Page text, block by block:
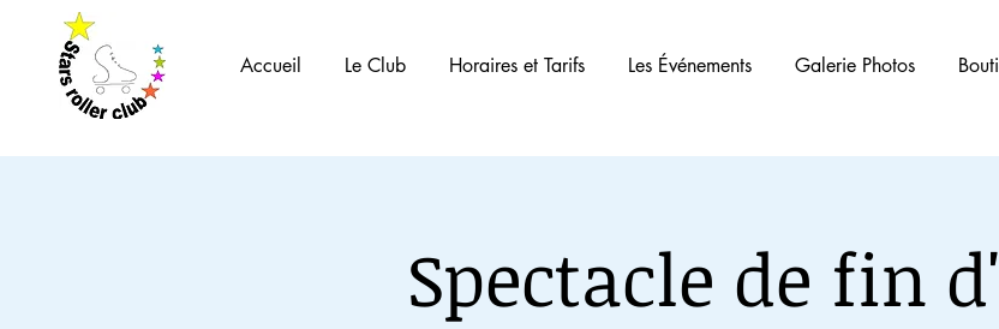
Accueil Le Club Horaires et Tarifs Les Événements Galerie Photos
Spectacle de fin